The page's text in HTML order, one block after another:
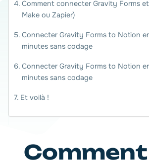
Comment
Comment connecter Gravity Forms
Make ou Zapier)
Connecter Gravity Forms to Notion
minutes sans codage
Connecter Gravity Forms to Notion
minutes sans codage
Et voilà !